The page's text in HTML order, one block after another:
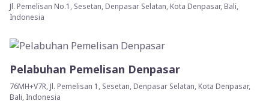
Jl. Pemelisan No.1, Sesetan, Denpasar Selatan, Kota Denpasar, Bali,
Indonesia
Pelabuhan Pemelisan Denpasar
76MH+V7R, Jl. Pemelisan 1, Sesetan, Denpasar Selatan, Kota Denpasar,
Bali, Indonesia